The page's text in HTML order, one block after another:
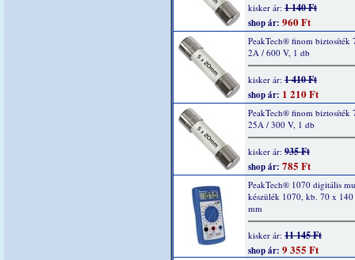
kisker ár: 1 140 Ft
shop ár: 960 Ft
PeakTech® finom biztosíték
2A / 600 V, 1 db
kisker ár: 1 410 Ft
shop ár: 1 210 Ft
PeakTech® finom biztosíték
25A / 300 V, 1 db
kisker ár: 935 Ft
shop ár: 785 Ft
PeakTech® 1070 digitális
készülék 1070, kb. 70 x
mm
kisker ár: 11 145 Ft
shop ár: 9 355 Ft